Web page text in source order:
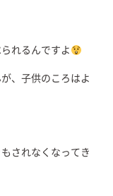
れるんですよ
、子供のころはよ
されなくなってき